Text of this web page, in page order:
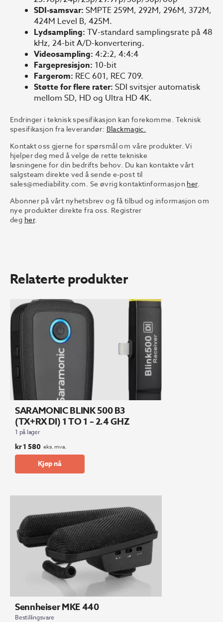
SDI-samsvar: SMPTE 259M, 292M, 296M, 372M,
424M Level B, 425M.
Lydsampling: TV-standard samplingsrate på 48
kHz, 24-bit A/D-konvertering.
Videosampling: 4:2:2, 4:4:4
Fargepresisjon: 10-bit
Fargerom: REC 601, REC 709.
Støtte for flere rater: SDI svitsjer automatisk
mellom SD, HD og Ultra HD 4K.
Endringer i teknisk spesifikasjon kan forekomme. Teknisk
spesifikasjon fra leverandør: Blackmagic.
Kontakt oss gjerne for spørsmål om våre produkter. Vi
hjelper deg med å velge de rette tekniske
løsningene for din bedrifts behov. Du kan kontakte vårt
salgsteam direkte ved å sende e-post til
sales@mediability.com. Se øvrig kontaktinformasjon her.
Abonner på vårt nyhetsbrev og få tilbud og informasjon om
nye produkter direkte fra oss. Registrer
deg her.
Relaterte produkter
SARAMONIC BLINK 500 B3
(TX+RX DI) 1 TO 1 – 2.4 GHZ
1 på lager
kr1 580 eks. mva.
Kjøp nå
Sennheiser MKE 440
Bestillingsvare